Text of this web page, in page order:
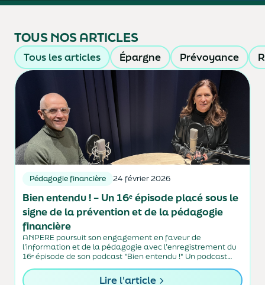
TOUS NOS ARTICLES
Tous les articles Épargne Prévoyance
Pédagogie financière 24 février 2026
Bien entendu ! – Un 16ᵉ épisode placé sous le
signe de la prévention et de la pédagogie
financière
ANPERE poursuit son engagement en faveur de
l’information et de la pédagogie avec l’enregistrement du
16ᵉ épisode de son podcast "Bien entendu !" Un podcast
enjeux financiers et sociétaux qui...
Lire l'article